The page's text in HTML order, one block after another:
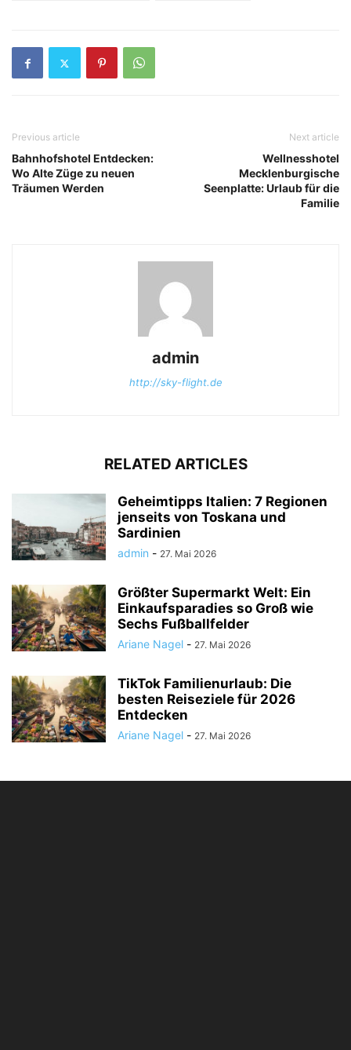
Previous article
Bahnhofshotel Entdecken:
Wo Alte Züge zu neuen
Träumen Werden
Next article
Wellnesshotel
Mecklenburgische
Seenplatte: Urlaub für die
Familie
admin
http://sky-flight.de
RELATED ARTICLES
Geheimtipps Italien: 7 Regionen
jenseits von Toskana und
Sardinien
admin - 27. Mai 2026
Größter Supermarkt Welt: Ein
Einkaufsparadies so Groß wie
Sechs Fußballfelder
Ariane Nagel - 27. Mai 2026
TikTok Familienurlaub: Die
besten Reiseziele für 2026
Entdecken
Ariane Nagel - 27. Mai 2026